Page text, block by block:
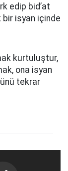
edip bid’at
bir isyan içinde
kurtuluştur,
ona isyan
tekrar